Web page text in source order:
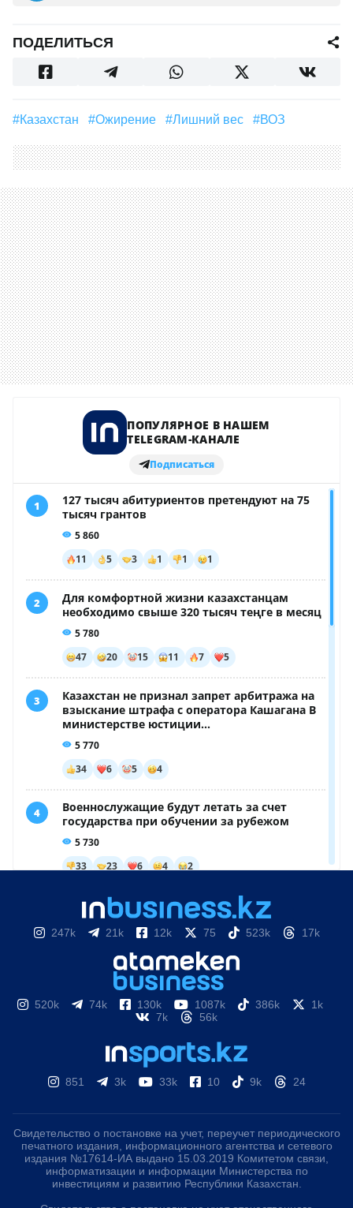
ПОДЕЛИТЬСЯ
#Казахстан #Ожирение #лишний вес #ВОЗ
247k 21k 12k 75 523k 17k
520k 74k 130k 1087k 386k
1k
7k
56k
851 3k 33k 10 9k 24
Свидетельство о постановке на учет, переучет периодического
печатного издания, информационного агентства и сетевого
издания №17614-ИА выдано 15.03.2019 Комитетом связи,
информатизации и информации Министерства по
инвестициям и развитию Республики Казахстан.